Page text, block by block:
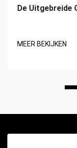
De Uitgebreide
MEER BEKIJKEN